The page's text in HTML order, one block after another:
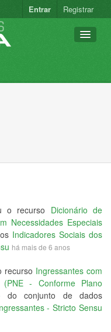
Entrar Registrar
o recurso Dicionário de
Necessidades Especiais
Indicadores Sociais dos
há mais de 6 anos
recurso Ingressantes com
(PNE - Conforme Plano
do conjunto de dados
- Stricto Sensu